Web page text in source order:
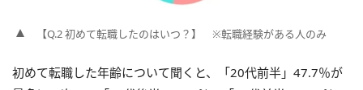
【Q.2 初めて転職したのはいつ？】 ※転職経験がある人のみ
初めて転職した年齢について聞くと、「20代前半」47.7％が